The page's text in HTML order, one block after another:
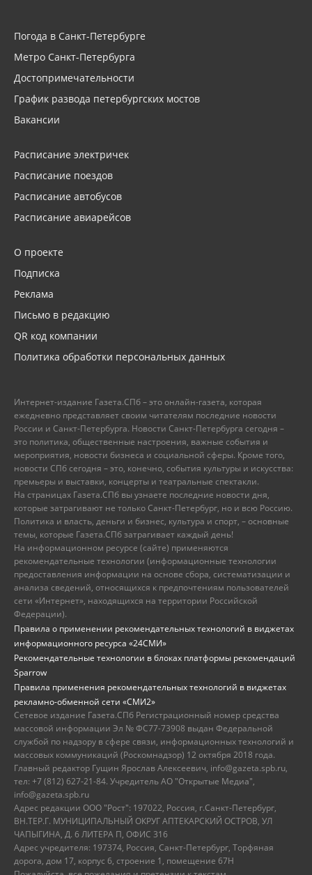
Погода в Санкт-Петербурге
Метро Санкт-Петербурга
Достопримечательности
График развода петербургских мостов
Вакансии
Расписание электричек
Расписание поездов
Расписание автобусов
Расписание авиарейсов
О проекте
Подписка
Реклама
Письмо в редакцию
QR код компании
Политика обработки персональных данных
Интернет-издание Газета.СПб – это онлайн-газета, которая
ежедневно представляет своим читателям последние новости
России и Санкт-Петербурга. Новости Санкт-Петербурга сегодня –
это политика, общественные настроения, важные события и
мероприятия, новости бизнеса и социальной сферы. Кроме того,
новости СПб сегодня – это, конечно, события культуры и искусства:
премьеры и выставки, концерты и театральные спектакли.
На страницах Газета.СПб вы узнаете последние новости дня,
которые затрагивают не только Санкт-Петербург, но и всю Россию.
Политика и власть, деньги и бизнес, культура и спорт, – основные
темы, которые Газета.СПб затрагивает каждый день!
На информационном ресурсе (сайте) применяются
рекомендательные технологии (информационные технологии
предоставления информации на основе сбора, систематизации и
анализа сведений, относящихся к предпочтениям пользователей
сети «Интернет», находящихся на территории Российской
Федерации).
Правила о применении рекомендательных технологий в виджетах
информационного ресурса «24СМИ»
Рекомендательные технологии в блоках платформы рекомендаций
Sparrow
Правила применения рекомендательных технологий в виджетах
рекламно-обменной сети «СМИ2»
Сетевое издание Газета.СПб Регистрационный номер средства
массовой информации Эл № ФС77-73908 выдан Федеральной
службой по надзору в сфере связи, информационных технологий и
массовых коммуникаций (Роскомнадзор) 12 октября 2018 года.
Главный редактор Гущин Ярослав Алексеевич, info@gazeta.spb.ru,
тел: +7 (812) 627-21-84. Учредитель АО "Открытые Медиа",
info@gazeta.spb.ru
Адрес редакции ООО "Рост": 197022, Россия, г.Санкт-Петербург,
ВН.ТЕР.Г. МУНИЦИПАЛЬНЫЙ ОКРУГ АПТЕКАРСКИЙ ОСТРОВ, УЛ
ЧАПЫГИНА, Д. 6 ЛИТЕРА П, ОФИС 316
Адрес учредителя: 197374, Россия, Санкт-Петербург, Торфяная
дорога, дом 17, корпус 6, строение 1, помещение 67Н